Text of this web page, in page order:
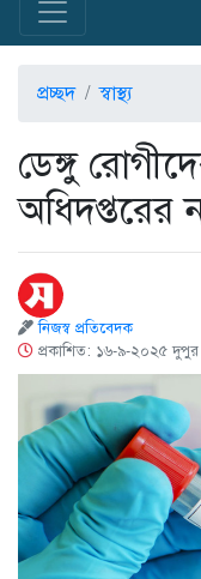
প্রচ্ছদ স্বাস্থ্য
ডেঙ্গু
অধিদপ্তরের
নিজস্ব প্রতিবেদক
প্রকাশিত: ১৬-৯-২০২৫